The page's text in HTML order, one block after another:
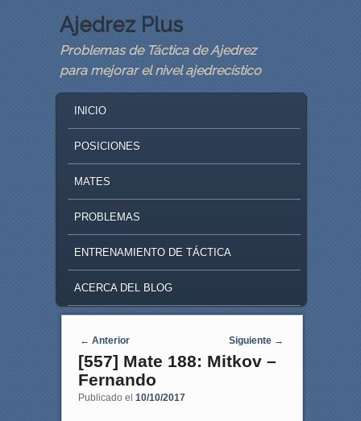
Ajedrez Plus
Problemas de Táctica de Ajedrez
para mejorar el nivel ajedrecístico
SKIP TO PRIMARY CONTENT
SKIP TO SECONDARY CONTENT
INICIO
POSICIONES
MATES
PROBLEMAS
ENTRENAMIENTO DE TÁCTICA
ACERCA DEL BLOG
Navegaci�n de entradas
← Anterior Siguiente →
[557] Mate 188: Mitkov –
Fernando
Publicado el 10/10/2017